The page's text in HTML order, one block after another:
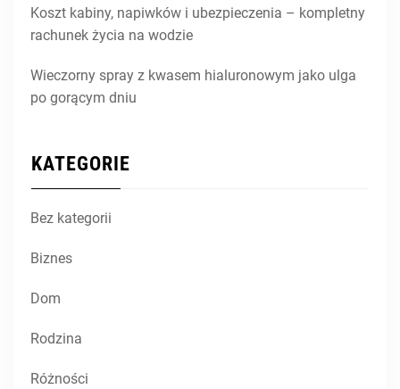
Koszt kabiny, napiwków i ubezpieczenia – kompletny
rachunek życia na wodzie
Wieczorny spray z kwasem hialuronowym jako ulga
po gorącym dniu
KATEGORIE
Bez kategorii
Biznes
Dom
Rodzina
Różności